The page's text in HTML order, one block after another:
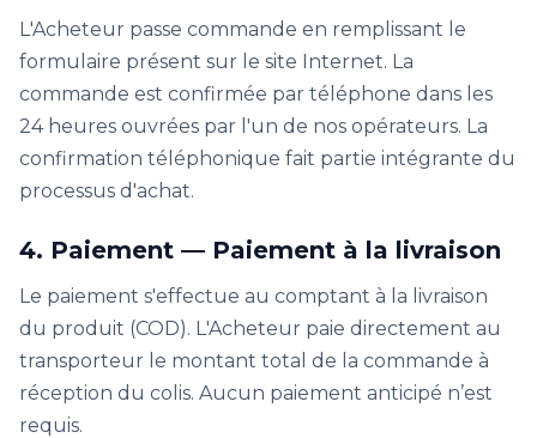
L'Acheteur passe commande en remplissant le
formulaire présent sur le site Internet. La
commande est confirmée par téléphone dans les
24 heures ouvrées par l'un de nos opérateurs. La
confirmation téléphonique fait partie intégrante du
processus d'achat.
4. Paiement — Paiement à la livraison
Le paiement s'effectue au comptant à la livraison
du produit (COD). L'Acheteur paie directement au
transporteur le montant total de la commande à
réception du colis. Aucun paiement anticipé n’est
requis.